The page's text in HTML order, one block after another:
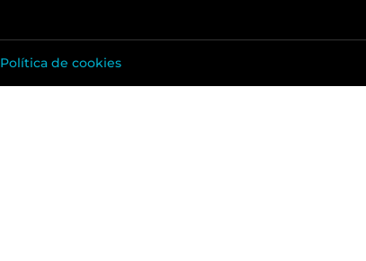
Política de cookies